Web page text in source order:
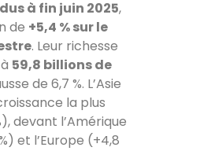
à fin juin 2025,
de +5,4 % sur le
. Leur richesse
59,8 billions de
de 6,7 %. L’Asie
la plus
devant l’Amérique
et l’Europe (+4,8